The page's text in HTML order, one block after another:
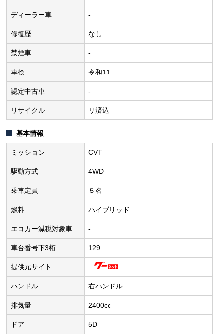
ディーラー車 -
修復歴 なし
禁煙車 -
車検 令和11
認定中古車 -
リサイクル リ済込
基本情報
ミッション CVT
駆動方式 4WD
乗車定員 ５名
燃料 ハイブリッド
エコカー減税対象車 -
車台番号下3桁 129
提供元サイト
ハンドル 右ハンドル
排気量 2400cc
ドア 5D